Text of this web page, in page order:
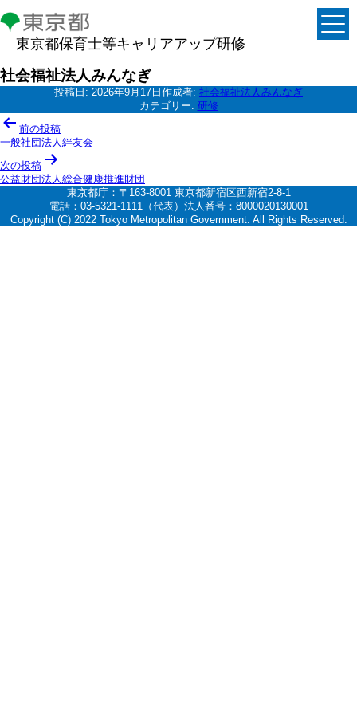
東京都保育士等キャリアアップ研修
社会福祉法人みんなぎ
投稿日: 2026年9月17日 作成者: 社会福祉法人みんなぎ
カテゴリー: 研修
投
稿
ナ
ビ
ー
前の投稿
一般社団法人絆友会
次の投稿
公益財団法人総合健康推進財団
東京都庁：〒163-8001 東京都新宿区西新宿2-8-1
電話：03-5321-1111（代表）法人番号：8000020130001
Copyright (C) 2022 Tokyo Metropolitan Government. All Rights Reserved.